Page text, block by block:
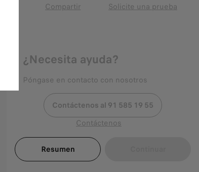
Compartir Solicite una prueba
¿Necesita ayuda?
Póngase en contacto con nosotros
Contáctenos al 91 585 19 55
Contáctenos
Resumen